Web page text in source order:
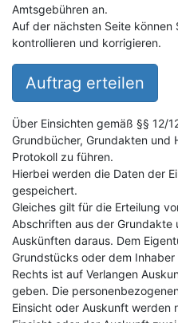
Amtsgebühren an.
Auf der nächsten Seite können
kontrollieren und korrigieren.
Auftrag erteilen
Über Einsichten gemäß §§ 12/
Grundbücher, Grundakten und
Protokoll zu führen.
Hierbei werden die Daten der
gespeichert.
Gleiches gilt für die Erteilung
Abschriften aus der Grundakte
Auskünften daraus. Dem
Grundstücks oder dem
Rechts ist auf Verlangen
geben. Die
Einsicht oder Auskunft werden